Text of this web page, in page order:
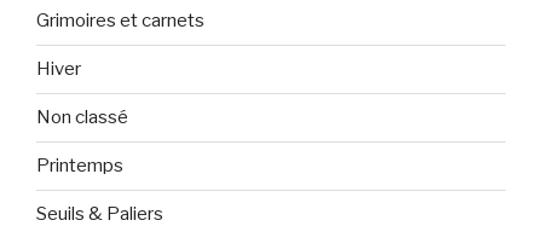
Grimoires et carnets
Hiver
Non classé
Printemps
Seuils & Paliers